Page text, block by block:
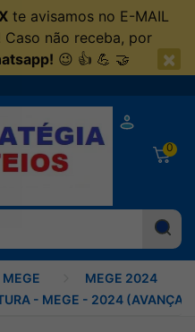
te avisamos no E-MAIL
Caso não receba, por
😉 👍 💪 🤝 ×
0
MEGE
MEGE 2024
- MEGE - 2024